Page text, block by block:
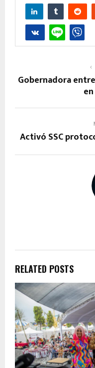
Gobernadora
Activó SSC
RELATED POSTS